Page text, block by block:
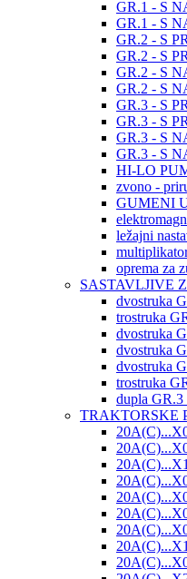
GR.1 - S
GR.1 - S
GR.2 - S
GR.2 - S
GR.2 - S
GR.2 - S
GR.3 - S
GR.3 - S
GR.3 - S
GR.3 - S
HI-LO
zvono -
GUMENI
ležajni
oprema za
SASTAVLJIVE
dvostruka
trostruka
dvostruka
dvostruka
dvostruka
trostruka
dupla
TRAKTORSKE